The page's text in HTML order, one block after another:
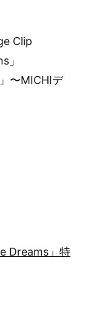
Clip
」
〜MICHIデ
Dreams」特